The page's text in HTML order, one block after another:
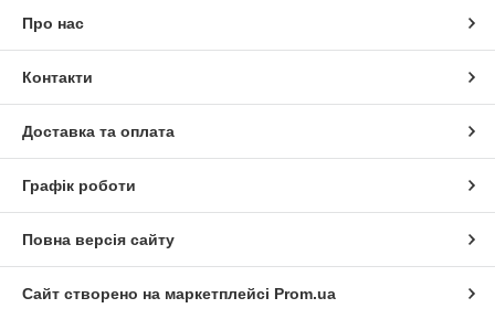
Про нас
Контакти
Доставка та оплата
Графік роботи
Повна версія сайту
Сайт створено на маркетплейсі Prom.ua